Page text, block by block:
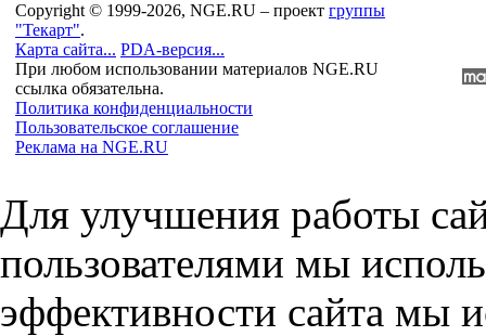
Copyright © 1999-2026, NGE.RU – проект группы
"Текарт".
Карта сайта... PDA-версия...
При любом использовании материалов NGE.RU
ссылка обязательна.
Политика конфиденциальности
Пользовательское соглашение
Реклама на NGE.RU
Для улучшения работы
пользователями мы
эффективности сайта мы